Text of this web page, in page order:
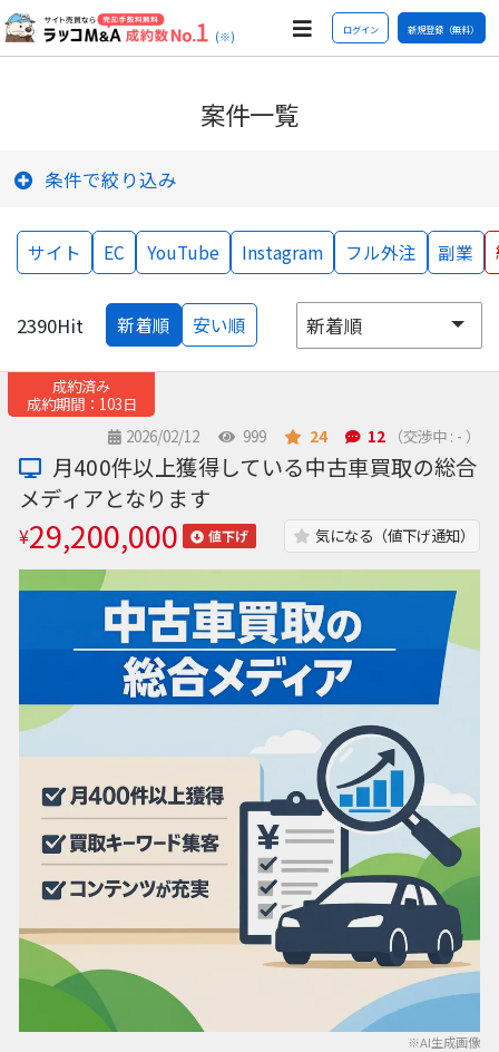
(※) ログイン 新規登録（無料）
案件一覧
条件で絞り込み
サイト EC YouTube Instagram フル外注 副業
2390Hit 新着順 安い順
成約済み
成約期間：103日
2026/02/12
999 24 12 （交渉中 : - ）
※AI生成画像
月400件以上獲得している中古車買取の総合
メディアとなります
¥29,200,000 値下げ 気になる（値下げ通知）